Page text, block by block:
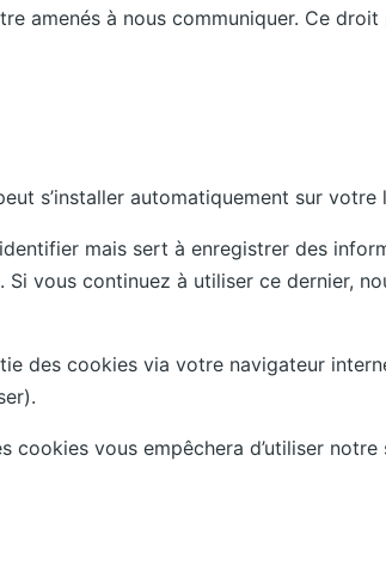
amenés à nous communiquer. Ce
s’installer automatiquement sur
mais sert à enregistrer des
vous continuez à utiliser ce dernier,
des cookies via votre navigateur
vous empêchera d’utiliser